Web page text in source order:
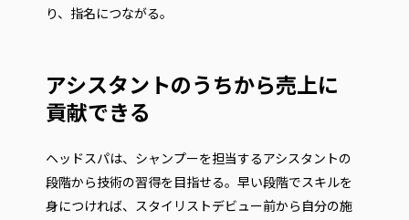
り、指名につながる。
アシスタントのうちから売上に
貢献できる
ヘッドスパは、シャンプーを担当するアシスタントの
段階から技術の習得を目指せる。早い段階でスキルを
身につければ、スタイリストデビュー前から自分の施